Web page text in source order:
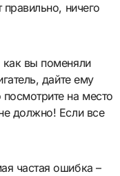
правильно, ничего
вы поменяли
дайте ему
на место
должно! Если все
частая ошибка –